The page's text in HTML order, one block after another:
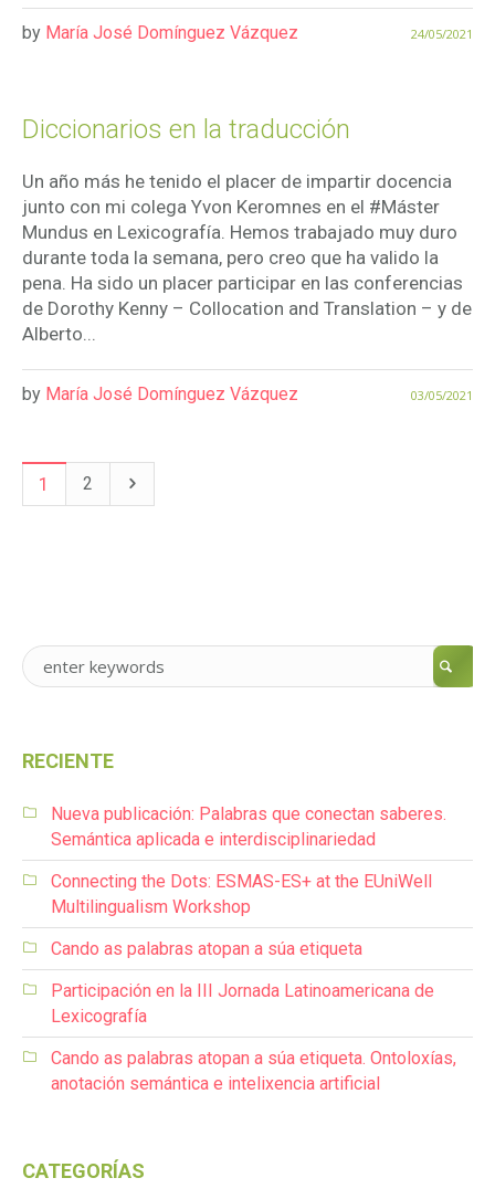
24/05/2021
by María José Domínguez Vázquez
Diccionarios en la traducción
Un año más he tenido el placer de impartir docencia
junto con mi colega Yvon Keromnes en el #Máster
Mundus en Lexicografía. Hemos trabajado muy duro
durante toda la semana, pero creo que ha valido la
pena. Ha sido un placer participar en las conferencias
de Dorothy Kenny – Collocation and Translation – y de
Alberto...
03/05/2021
by María José Domínguez Vázquez
1 2
RECIENTE
Nueva publicación: Palabras que conectan saberes.
Semántica aplicada e interdisciplinariedad
Connecting the Dots: ESMAS-ES+ at the EUniWell
Multilingualism Workshop
Cando as palabras atopan a súa etiqueta
Participación en la III Jornada Latinoamericana de
Lexicografía
Cando as palabras atopan a súa etiqueta. Ontoloxías,
anotación semántica e intelixencia artificial
CATEGORÍAS